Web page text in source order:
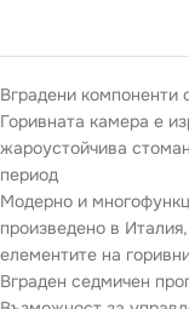
Вградени компоненти
Горивната камера е
жароустойчива
период
Модерно и
произведено в
елементите на
Вграден седмичен